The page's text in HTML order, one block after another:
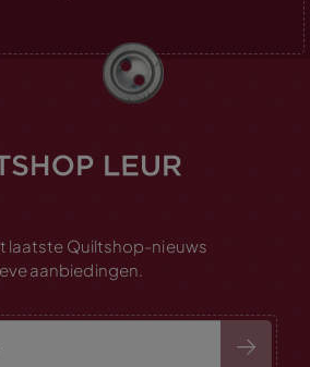
laatste Quiltshop-nieuws
aanbiedingen.